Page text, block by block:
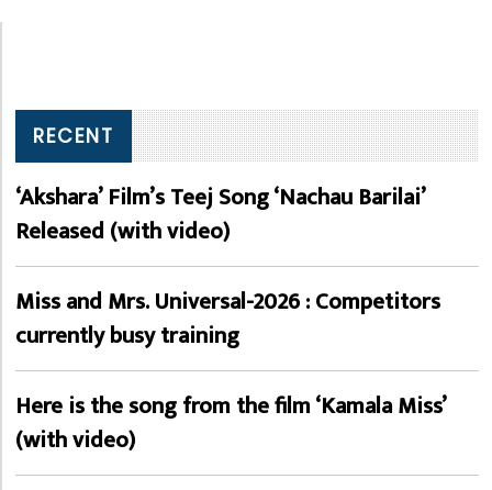
RECENT
‘Akshara’ Film’s Teej Song ‘Nachau Barilai’
Released (with video)
Miss and Mrs. Universal-2026 : Competitors
currently busy training
Here is the song from the film ‘Kamala Miss’
(with video)